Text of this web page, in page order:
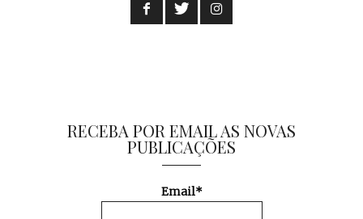
RECEBA POR EMAIL AS NOVAS
PUBLICAÇÕES
Email*